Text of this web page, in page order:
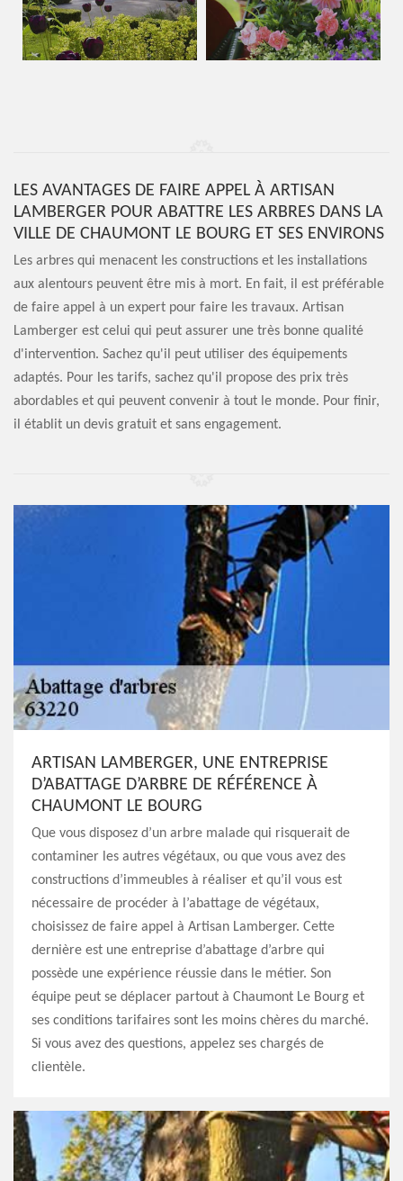
LES AVANTAGES DE FAIRE APPEL À ARTISAN
LAMBERGER POUR ABATTRE LES ARBRES DANS LA
VILLE DE CHAUMONT LE BOURG ET SES ENVIRONS
Les arbres qui menacent les constructions et les installations
aux alentours peuvent être mis à mort. En fait, il est préférable
de faire appel à un expert pour faire les travaux. Artisan
Lamberger est celui qui peut assurer une très bonne qualité
d'intervention. Sachez qu'il peut utiliser des équipements
adaptés. Pour les tarifs, sachez qu'il propose des prix très
abordables et qui peuvent convenir à tout le monde. Pour finir,
il établit un devis gratuit et sans engagement.
ARTISAN LAMBERGER, UNE ENTREPRISE
D’ABATTAGE D’ARBRE DE RÉFÉRENCE À
CHAUMONT LE BOURG
Que vous disposez d’un arbre malade qui risquerait de
contaminer les autres végétaux, ou que vous avez des
constructions d’immeubles à réaliser et qu’il vous est
nécessaire de procéder à l’abattage de végétaux,
choisissez de faire appel à Artisan Lamberger. Cette
dernière est une entreprise d’abattage d’arbre qui
possède une expérience réussie dans le métier. Son
équipe peut se déplacer partout à Chaumont Le Bourg et
ses conditions tarifaires sont les moins chères du marché.
Si vous avez des questions, appelez ses chargés de
clientèle.